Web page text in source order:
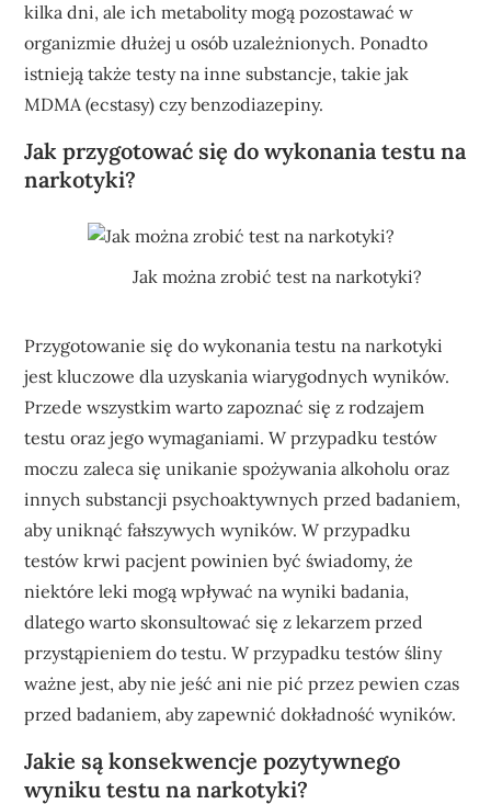
kilka dni, ale ich metabolity mogą pozostawać w
organizmie dłużej u osób uzależnionych. Ponadto
istnieją także testy na inne substancje, takie jak
MDMA (ecstasy) czy benzodiazepiny.
Jak przygotować się do wykonania testu na
narkotyki?
Jak można zrobić test na narkotyki?
Przygotowanie się do wykonania testu na narkotyki
jest kluczowe dla uzyskania wiarygodnych wyników.
Przede wszystkim warto zapoznać się z rodzajem
testu oraz jego wymaganiami. W przypadku testów
moczu zaleca się unikanie spożywania alkoholu oraz
innych substancji psychoaktywnych przed badaniem,
aby uniknąć fałszywych wyników. W przypadku
testów krwi pacjent powinien być świadomy, że
niektóre leki mogą wpływać na wyniki badania,
dlatego warto skonsultować się z lekarzem przed
przystąpieniem do testu. W przypadku testów śliny
ważne jest, aby nie jeść ani nie pić przez pewien czas
przed badaniem, aby zapewnić dokładność wyników.
Jakie są konsekwencje pozytywnego
wyniku testu na narkotyki?